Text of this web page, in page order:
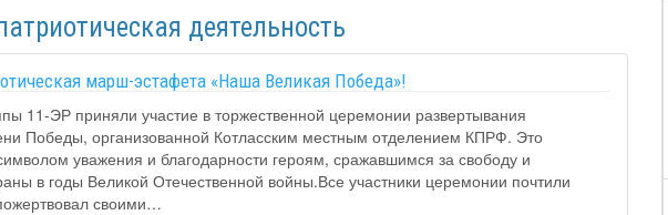
деятельность
марш-эстафета «Наша Великая Победа»!
11-ЭР приняли участие в торжественной церемонии развертывания
Победы, организованной Котласским местным отделением КПРФ. Это
уважения и благодарности героям, сражавшимся за свободу и
в годы Великой Отечественной войны.Все участники церемонии почтили
своими…